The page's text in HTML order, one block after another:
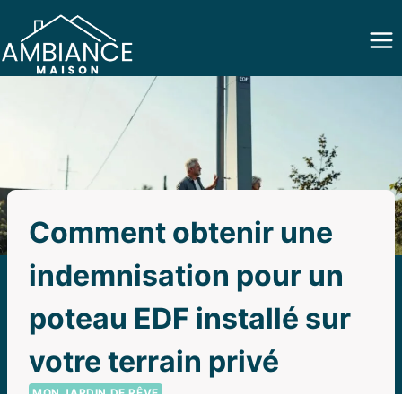
contenu
Comment obtenir une
indemnisation pour un
poteau EDF installé sur
votre terrain privé